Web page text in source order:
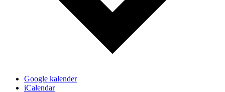
Google kalender
iCalendar